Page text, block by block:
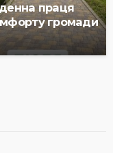
праця
громади